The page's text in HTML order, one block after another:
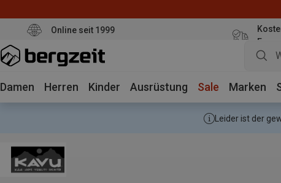
Online seit 1999
Euro
Damen Herren Kinder Ausrüstung Sale Marken
Leider ist der